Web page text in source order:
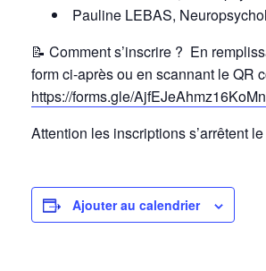
Pauline LEBAS,
📝 Comment s’inscrire ? En
form ci-après ou en scannant le QR
https://forms.gle/
Attention les inscriptions s’arrêtent
Ajouter au calendrier